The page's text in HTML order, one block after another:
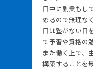
日中に副業もし
めるので無理な
日は塾がない日
て予習や資格の
また働く上で、
構築することを